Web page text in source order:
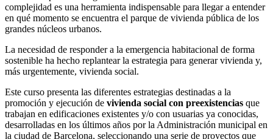
complejidad es una herramienta indispensable para llegar a entender
en qué momento se encuentra el parque de vivienda pública de los
grandes núcleos urbanos.
La necesidad de responder a la emergencia habitacional de forma
sostenible ha hecho replantear la estrategia para generar vivienda y,
más urgentemente, vivienda social.
Este curso presenta las diferentes estrategias destinadas a la
promoción y ejecución de vivienda social con preexistencias que
trabajan en edificaciones existentes y/o con usuarias ya conocidas,
desarrolladas en los últimos años por la Administración municipal en
la ciudad de Barcelona, ​​seleccionando una serie de proyectos que